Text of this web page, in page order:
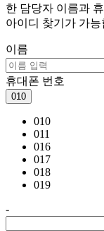
한 담당자 이름과
아이디 찾기가 가능
이름
휴대폰 번호
010
010
011
016
017
018
019
-